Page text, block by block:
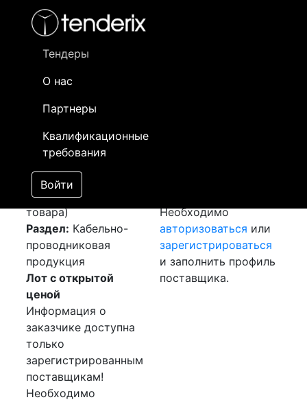
Тендеры
О нас
Партнеры
Квалификационные
требования
Войти
- активный лот
- сохраненный лот (не опубликован)
Закупка: Кабель и
муфта[Завершен]
Победитель выбран
Лот №:2840
АУКЦИОН (покупка
товара)
Раздел: Кабельно-
проводниковая
продукция
Лот с открытой
ценой
Информация о
заказчике доступна
только
зарегистрированным
поставщикам!
Необходимо
Необходимо
авторизоваться или
зарегистрироваться
и заполнить профиль
поставщика.